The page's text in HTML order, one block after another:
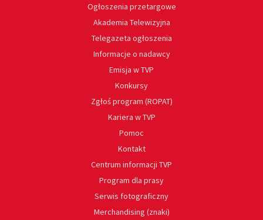
Ogłoszenia przetargowe
Akademia Telewizyjna
Telegazeta ogłoszenia
Informacje o nadawcy
Emisja w TVP
Konkursy
Zgłoś program (ROPAT)
Kariera w TVP
Pomoc
Kontakt
Centrum informacji TVP
Program dla prasy
Serwis fotograficzny
Merchandising (znaki)